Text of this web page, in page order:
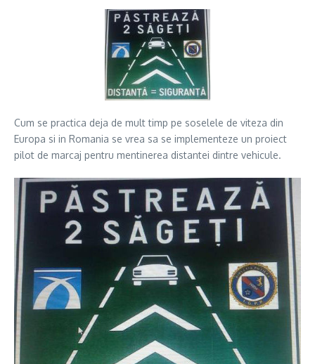
Cum se practica deja de mult timp pe soselele de viteza din
Europa si in Romania se vrea sa se implementeze un proiect
pilot de marcaj pentru mentinerea distantei dintre vehicule.